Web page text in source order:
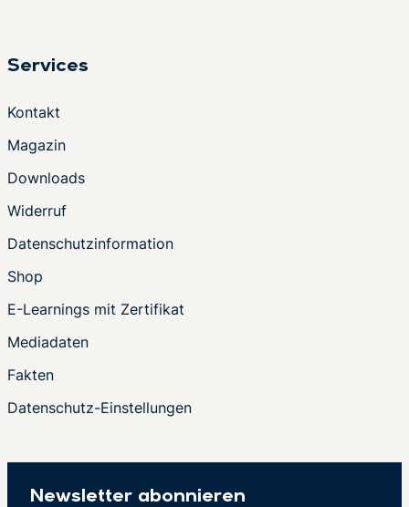
Services
Kontakt
Magazin
Downloads
Widerruf
Datenschutzinformation
Shop
E-Learnings mit Zertifikat
Mediadaten
Fakten
Datenschutz-Einstellungen
Newsletter abonnieren